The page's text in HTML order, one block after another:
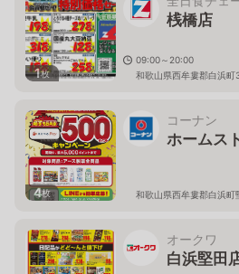
1枚
桟橋店
09:00～20:00
和歌山県西牟婁郡白浜
4枚
コーナン
ホームス
和歌山県西牟婁郡白浜町
オークワ
白浜堅田